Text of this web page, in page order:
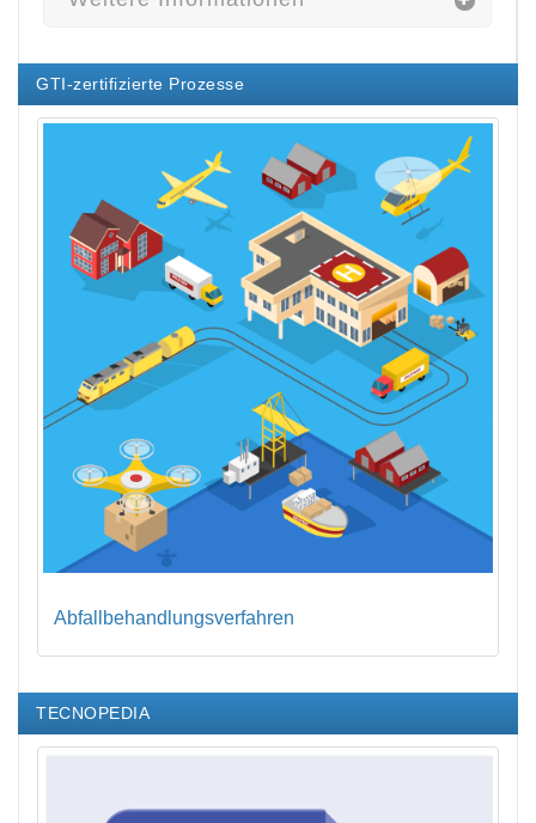
GTI-zertifizierte Prozesse
Abfallbehandlungsverfahren
TECNOPEDIA